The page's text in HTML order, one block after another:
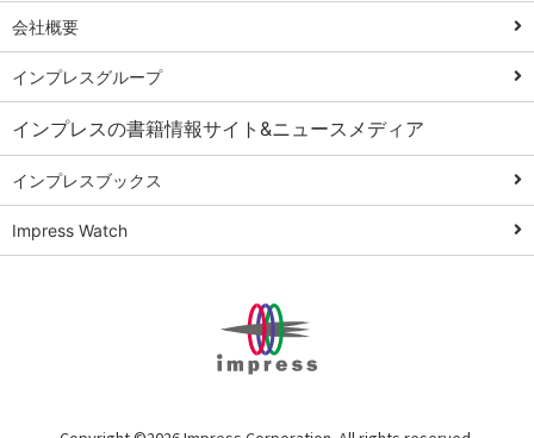
AI議事録作成術
Windows 11
Q&A
Teams踏み込み
活用術
Excel講師の仕事
術
俺のメルカリ
会社概要
インプレスグループ
インプレスの書籍情報サイト&ニュースメディア
インプレスブックス
Impress Watch